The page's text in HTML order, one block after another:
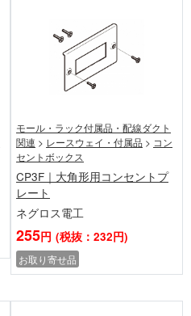
モール・ラック付属品・配線ダクト
関連 > レースウェイ・付属品 > コン
セントボックス
CP3F｜大角形用コンセントプ
レート
ネグロス電工
255円 (税抜：232円)
お取り寄せ品